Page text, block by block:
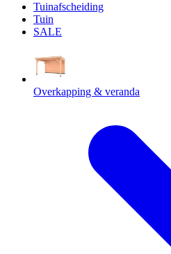
Tuinafscheiding
Tuin
SALE
Overkapping & veranda